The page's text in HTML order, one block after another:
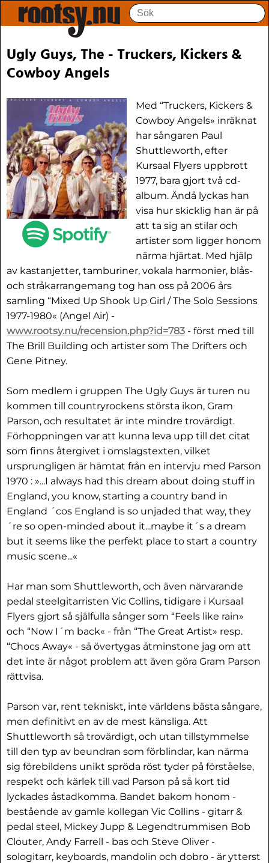
Ugly Guys, The - Truckers, Kickers &
Cowboy Angels
Med “Truckers, Kickers &
Cowboy Angels» inräknat
har sångaren Paul
Shuttleworth, efter
Kursaal Flyers uppbrott
1977, bara gjort två cd-
album. Ändå lyckas han
visa hur skicklig han är på
att ta sig an stilar och
artister som ligger honom
närma hjärtat. Med hjälp
av kastanjetter, tamburiner, vokala harmonier, blås-
och stråkarrangemang tog han oss på 2006 års
samling “Mixed Up Shook Up Girl / The Solo Sessions
1977-1980« (Angel Air) -
www.rootsy.nu/recension.php?id=783 - först med till
The Brill Building och artister som The Drifters och
Gene Pitney.
Som medlem i gruppen The Ugly Guys är turen nu
kommen till countryrockens största ikon, Gram
Parson, och resultatet är inte mindre trovärdigt.
Förhoppningen var att kunna leva upp till det citat
som finns återgivet i omslagstexten, vilket
ursprungligen är hämtat från en intervju med Parson
1970 : »...I always had this dream about doing stuff in
England, you know, starting a country band in
England ´cos England is so unjaded that way, they
´re so open-minded about it...maybe it´s a dream
but it seems like the perfekt place to start a country
music scene...«
Har man som Shuttleworth, och även närvarande
pedal steelgitarristen Vic Collins, tidigare i Kursaal
Flyers gjort så själfulla sånger som “Feels like rain»
och “Now I´m back« - från “The Great Artist» resp.
“Chocs Away« - så övertygas åtminstone jag om att
det inte är något problem att även göra Gram Parson
rättvisa.
Parson var, rent tekniskt, inte världens bästa sångare,
men definitivt en av de mest känsliga. Att
Shuttleworth så trovärdigt, och utan tillstymmelse
till den typ av beundran som förblindar, kan närma
sig förebildens unikt spröda röst tyder på förståelse,
respekt och kärlek till vad Parson på så kort tid
lyckades åstadkomma. Bandet bakom honom -
bestående av gamle kollegan Vic Collins - gitarr &
pedal steel, Mickey Jupp & Legendtrummisen Bob
Clouter, Andy Farrell - bas och Steve Oliver -
sologitarr, keyboards, mandolin och dobro - är ytterst